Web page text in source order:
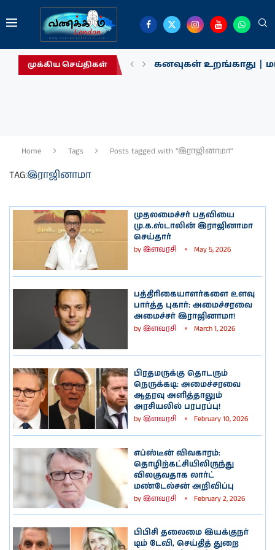
முக்கிய செய்திகள் கனவுகள் உறங்காது |
Home Tags Posts tagged with "இராஜினாமா"
TAG:இராஜினாமா
முதலமைச்சர் பதவியை
மு.க.ஸ்டாலின் இராஜினாமா
செய்தார்
byஇளவரசி May 5, 2026
பத்திரிகையாளர்களை உளவு
பார்த்த புகார்: அமைச்சரவை
அமைச்சர் இராஜினாமா!
byஇளவரசி March 1, 2026
பிரதமருக்கு தொடரும்
நெருக்கடி: அமைச்சரவை
ஆதரவு அளித்தாலும்
அரசியலில் பரபரப்பு!
byஇளவரசி February 10, 2026
எப்ஸ்டீன் விவகாரம்:
தொழிற்கட்சியிலிருந்து
விலகுவதாக லார்ட்
மண்டேல்சன் அறிவிப்பு
byஇளவரசி February 2, 2026
பிபிசி தலைமை இயக்குநர்
டிம் டேவி, செய்தித் துறை